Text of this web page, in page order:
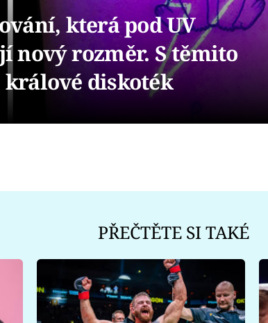
která pod UV
nový rozměr. S těmito
diskoték
PŘEČTĚTE SI TAKÉ